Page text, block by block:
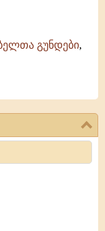
გუნდები,